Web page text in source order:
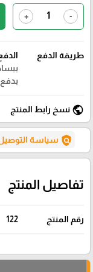
-
+
طريقة الدفع
public نسخ رابط المنتج
policy سياسة
تفاصيل المنتج
رقم المنتج 122